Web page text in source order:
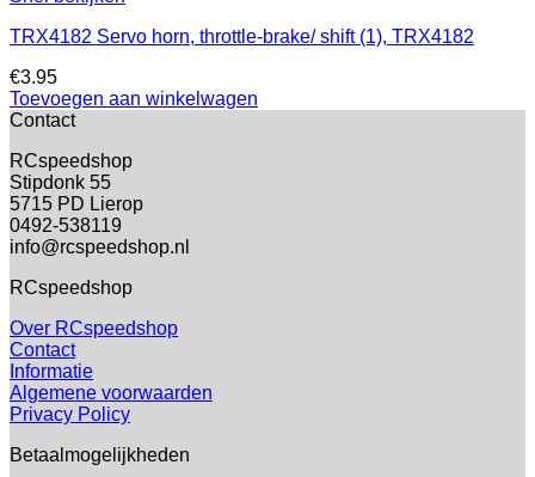
TRX4182 Servo horn, throttle-brake/ shift (1), TRX4182
€3.95
Toevoegen aan winkelwagen
Contact
RCspeedshop
Stipdonk 55
5715 PD Lierop
0492-538119
info@rcspeedshop.nl
RCspeedshop
Over RCspeedshop
Contact
Informatie
Algemene voorwaarden
Privacy Policy
Betaalmogelijkheden